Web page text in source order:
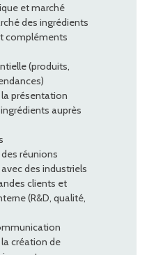
et marché
des ingrédients
compléments
(produits,
présentation
auprès
réunions
des industriels
clients et
(R&D, qualité,
création de